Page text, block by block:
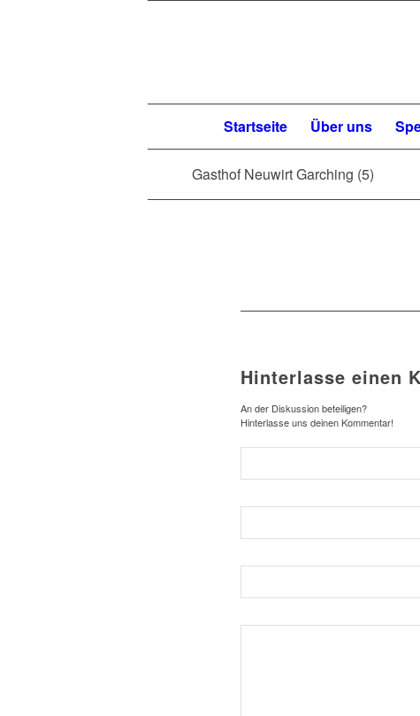
Startseite Über uns
Gasthof Neuwirt Garching (5)
Hinterlasse einen
An der Diskussion beteiligen?
Hinterlasse uns deinen Kommentar!